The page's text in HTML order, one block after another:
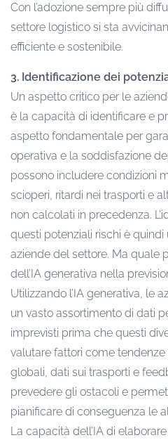
Con l’adozione sempre più
settore logistico si sta
efficiente e sostenibile.
3. Identificazione dei
Un aspetto critico per le
è la capacità di identificare e
aspetto fondamentale per
operativa e la soddisfazione
possono includere condizioni
scioperi, ritardi nei trasporti e
non calcolati in precedenza.
questi potenziali rischi è
aziende del settore. Ma quale
dell’IA generativa nella
Utilizzando l’IA generativa, le
un vasto assortimento di dati
imprevisti prima che questi
valutare fattori come
globali, dati sui trasporti e
prevedere gli ostacoli e
pianificare di conseguenza le
La capacità dell’IA di